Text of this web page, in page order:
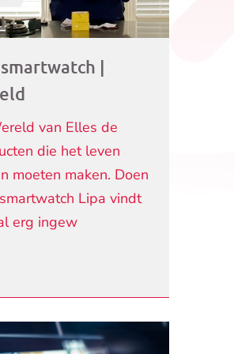
|
van Elles de
die het leven
moeten maken. Doen
Lipa vindt
erg ingew